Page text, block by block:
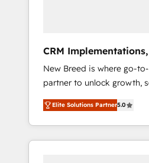
deployment of Breeze AI
to automate growth. 🏆 Elite Excellence - 8
platform accreditations
compliance expertise. - A team of 250+
experts dedicated to your
CRM
+ Web, Demand Gen
New Breed is where go-
partner to unlock growth,
transformation. We help
HubSpot’s AI-powered
and operationalize
Marketing framework
Elite Solutions Partner5.0